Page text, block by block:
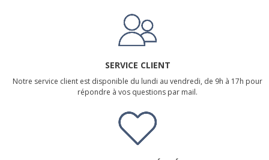
SERVICE CLIENT
Notre service client est disponible du lundi au vendredi, de 9h à 17h pour
répondre à vos questions par mail.